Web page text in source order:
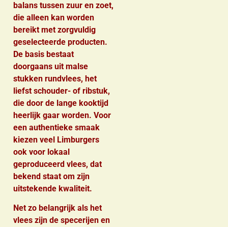
balans tussen zuur en zoet,
die alleen kan worden
bereikt met zorgvuldig
geselecteerde producten.
De basis bestaat
doorgaans uit malse
stukken rundvlees, het
liefst schouder- of ribstuk,
die door de lange kooktijd
heerlijk gaar worden. Voor
een authentieke smaak
kiezen veel Limburgers
ook voor lokaal
geproduceerd vlees, dat
bekend staat om zijn
uitstekende kwaliteit.
Net zo belangrijk als het
vlees zijn de specerijen en